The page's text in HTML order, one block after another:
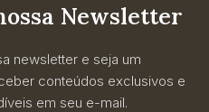
Newsletter
newsletter e seja um
conteúdos exclusivos e
em seu e-mail.